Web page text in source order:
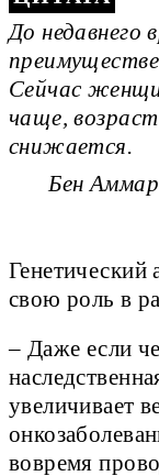
До недавнего
Сейчас
чаще, возраст
снижается.
Бен
Генетический
свою роль в
– Даже если
увеличивает
вовремя